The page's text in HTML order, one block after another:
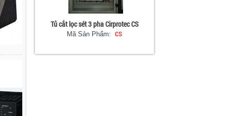
Tủ cắt lọc sét 3 pha Cirprotec CS
Mã Sản Phẩm: CS